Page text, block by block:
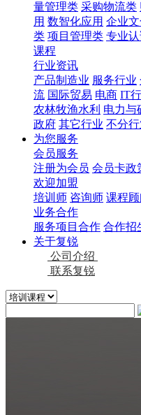
量管理类 采购物流类
用 数智化应用 企业
类 项目管理类 专业
课程
行业资讯
产品制造业 服务行业
流 国际贸易 电商 IT
农林牧渔水利 电力与
政府 其它行业 不分
为您服务
会员服务
注册为会员 会员卡政
欢迎加盟
培训师 咨询师 课程顾
业务合作
服务项目合作 合作招
关于复锐
公司介绍
联系复锐